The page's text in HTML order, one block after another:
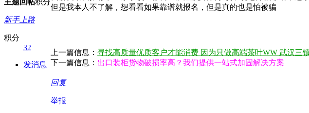
新手上路
积分
32
发消息
但是我本人不了解，想看看如果靠谱就报名，但是真的也是怕被骗
上一篇信息： 寻找高质量优质客户才能消费 因为只做高端茶叶WW 武汉三
下一篇信息： 出口装柜货物破损率高？我们提供一站式加固解决方案
回复
举报